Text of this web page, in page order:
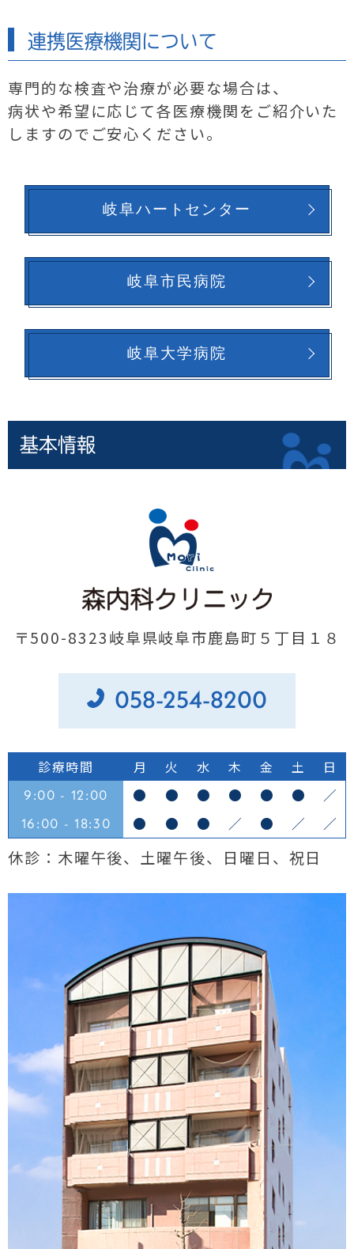
連携医療機関について
専門的な検査や治療が必要な場合は、
病状や希望に応じて各医療機関をご紹介いた
しますのでご安心ください。
岐阜ハートセンター
岐阜市民病院
岐阜大学病院
基本情報
〒500-8323岐阜県岐阜市鹿島町５丁目１８
058-254-8200
診療時間 月 火 水 木 金 土 日
9:00 - 12:00 ● ● ● ● ● ● ／
16:00 - 18:30 ● ● ● ／ ● ／ ／
休診：木曜午後、土曜午後、日曜日、祝日